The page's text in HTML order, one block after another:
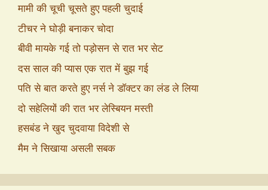
मामी की चूची चूसते हुए पहली चुदाई
टीचर ने घोड़ी बनाकर चोदा
बीवी मायके गई तो पड़ोसन से रात भर सेट
दस साल की प्यास एक रात में बुझ गई
पति से बात करते हुए नर्स ने डॉक्टर का लंड ले लिया
दो सहेलियों की रात भर लेस्बियन मस्ती
हसबंड ने खुद चुदवाया विदेशी से
मैम ने सिखाया असली सबक